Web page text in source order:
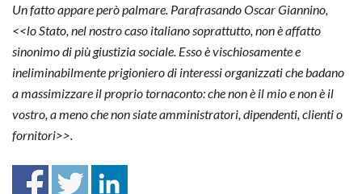
Un fatto appare però palmare. Parafrasando Oscar Giannino,
<<lo Stato, nel nostro caso italiano soprattutto, non è affatto
sinonimo di più giustizia sociale. Esso è vischiosamente e
ineliminabilmente prigioniero di interessi organizzati che badano
a massimizzare il proprio tornaconto: che non è il mio e non è il
vostro, a meno che non siate amministratori, dipendenti, clienti o
fornitori>>.